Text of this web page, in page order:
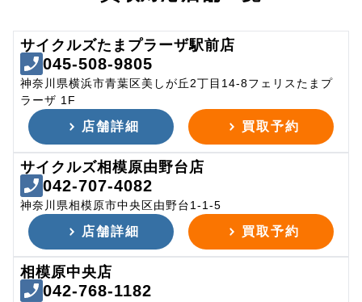
サイクルズたまプラーザ駅前店
045-508-9805
神奈川県横浜市青葉区美しが丘2丁目14-8フェリスたまプ
ラーザ 1F
店舗詳細 買取予約
サイクルズ相模原由野台店
042-707-4082
神奈川県相模原市中央区由野台1-1-5
店舗詳細 買取予約
相模原中央店
042-768-1182